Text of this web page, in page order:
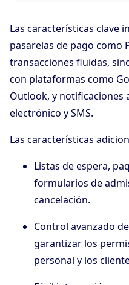
Las características clave
pasarelas de pago como
transacciones fluidas,
con plataformas como
Outlook, y notificaciones
electrónico y SMS.
Las características
Listas de espera,
formularios de
cancelación.
Control avanzado
garantizar los
personal y los